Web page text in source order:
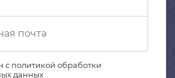
с политикой обработки
данных